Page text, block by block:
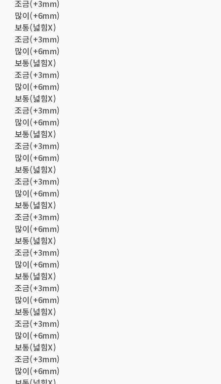
조금(+3mm)
많이(+6mm)
보통(넓힘X)
조금(+3mm)
많이(+6mm)
보통(넓힘X)
조금(+3mm)
많이(+6mm)
보통(넓힘X)
조금(+3mm)
많이(+6mm)
보통(넓힘X)
조금(+3mm)
많이(+6mm)
보통(넓힘X)
조금(+3mm)
많이(+6mm)
보통(넓힘X)
조금(+3mm)
많이(+6mm)
보통(넓힘X)
조금(+3mm)
많이(+6mm)
보통(넓힘X)
조금(+3mm)
많이(+6mm)
보통(넓힘X)
조금(+3mm)
많이(+6mm)
보통(넓힘X)
조금(+3mm)
많이(+6mm)